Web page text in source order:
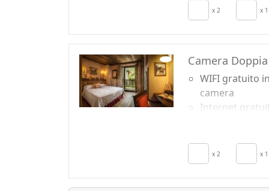
x 2 x 1
Camera Doppia
WIFI gratuito in
camera
Internet
TV in camera
Frigobar acceso
su richiesta
x 2 x 1